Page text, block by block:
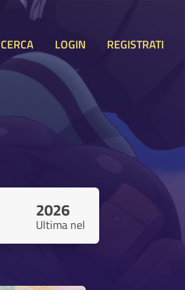
CERCA LOGIN REGISTRATI
2026
Ultima nel